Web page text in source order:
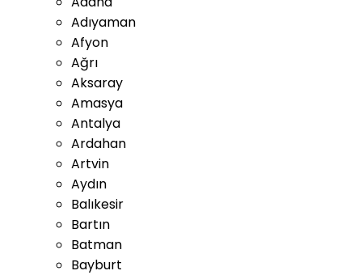
Adıyaman
Afyon
Ağrı
Aksaray
Amasya
Antalya
Ardahan
Artvin
Aydın
Balıkesir
Bartın
Batman
Bayburt